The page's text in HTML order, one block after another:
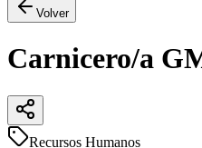
Volver
Carnicero/a
Recursos Humanos